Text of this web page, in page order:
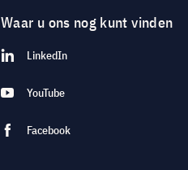
Waar u ons nog kunt vinden
LinkedIn
YouTube
Facebook